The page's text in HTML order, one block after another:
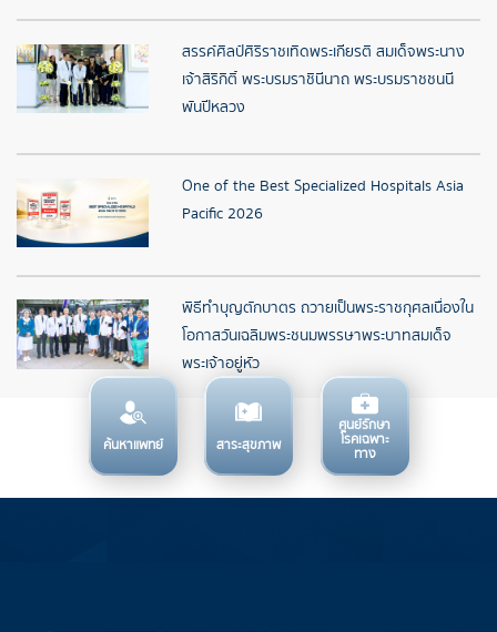
สรรค์ศิลป์ศิริราชเทิดพระเกียรติ สมเด็จพระนาง
เจ้าสิริกิติ์ พระบรมราชินีนาถ พระบรมราชชนนี
พันปีหลวง
One of the Best Specialized Hospitals Asia
Pacific 2026
พิธีทำบุญตักบาตร ถวายเป็นพระราชกุศลเนื่องใน
โอกาสวันเฉลิมพระชนมพรรษาพระบาทสมเด็จ
พระเจ้าอยู่หัว
ค้นหาแพทย์ สาระสุขภาพ
ศูนย์รักษา
โรคเฉพาะ
ทาง